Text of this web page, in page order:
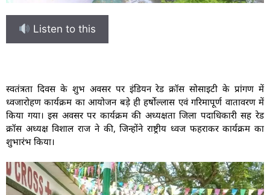
Listen to this
स्वतंत्रता दिवस के शुभ अवसर पर इंडियन रेड क्रॉस सोसाइटी के प्रांगण में
ध्वजारोहण कार्यक्रम का आयोजन बड़े ही हर्षोल्लास एवं गरिमापूर्ण वातावरण में
किया गया। इस अवसर पर कार्यक्रम की अध्यक्षता जिला पदाधिकारी सह रेड
क्रॉस अध्यक्ष विशाल राज ने की, जिन्होंने राष्ट्रीय ध्वज फहराकर कार्यक्रम का
शुभारंभ किया।